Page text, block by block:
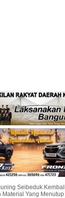
Seibeduk
Yang